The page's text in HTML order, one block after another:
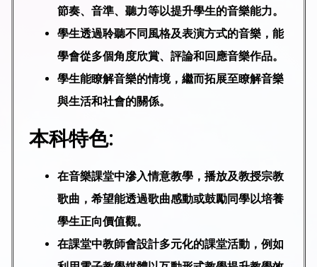
節奏、音準、聽力等以提升學生的音樂能力。
學生透過聆聽不同風格及表演方式的音樂，能
學會從多個角度欣賞、評論和回應音樂作品。
學生能瞭解音樂的情境，繼而拓展至瞭解音樂
與生活和社會的關係。
本科特色:
在音樂課堂中滲入情意教學，播放及教授宗教
歌曲，希望能透過歌曲感動或鼓勵同學以培養
學生正向價值觀。
在課堂中教師會設計多元化的課堂活動，例如